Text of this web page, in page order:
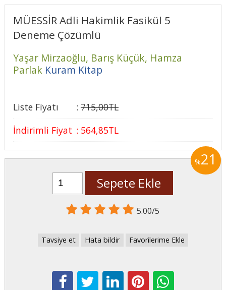
MÜESSİR Adli Hakimlik Fasikül 5
Deneme Çözümlü
Yaşar Mirzaoğlu, Barış Küçük, Hamza
Parlak Kuram Kitap
Liste Fiyatı : 715,00TL
İndirimli Fiyat : 564,85TL
%21
Sepete Ekle
5.00/5
Tavsiye et Hata bildir Favorilerime Ekle